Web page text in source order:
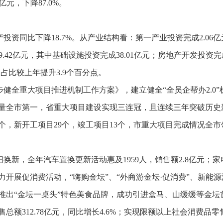
元，下降87.0%。
投资同比下降18.7%。从产业结构看：第一产业投资完成2.06亿
亿元，其中基础设施投资完成38.01亿元；房地产开发投资完
比较上年提升3.9个百分点。
健全重大项目推进机制工作方案》，建立健全“全员企帮办2.0”
全市第一 ， 省重大项目建设实现三连冠，且 连续三年突破历史
，新开工项目 29个，竣工项目 13个，市重大项目完成情况全市
换新，全年汽车置换更新活动惠及 1959人，销售额2.8亿元；家
开展促消费活动， “嗨购金坛”、“外商游金坛·促消费”、新能
“金坛一桌头”特色美食品牌，成功引进盒马、山缓缓等金坛
总额312.78亿元，同比增长4.6% ；实现限额以上社会消费品零